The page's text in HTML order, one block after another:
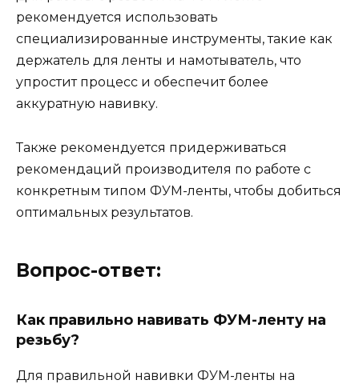
рекомендуется использовать
специализированные инструменты, такие как
держатель для ленты и намотыватель, что
упростит процесс и обеспечит более
аккуратную навивку.
Также рекомендуется придерживаться
рекомендаций производителя по работе с
конкретным типом ФУМ-ленты, чтобы добиться
оптимальных результатов.
Вопрос-ответ:
Как правильно навивать ФУМ-ленту на
резьбу?
Для правильной навивки ФУМ-ленты на